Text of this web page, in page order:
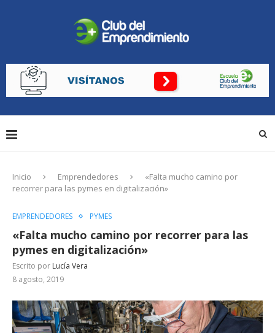
Inicio Emprendedores
«Falta mucho camino por
recorrer para las pymes en digitalización»
EMPRENDEDORES PYMES
«Falta mucho camino por recorrer para las
pymes en digitalización»
Escrito por Lucía Vera
8 agosto, 2019